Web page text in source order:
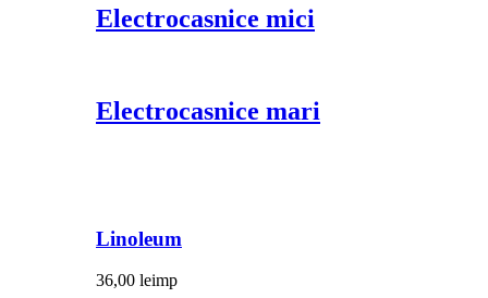
Electrocasnice mici
Electrocasnice mari
Linoleum
36,00 leimp